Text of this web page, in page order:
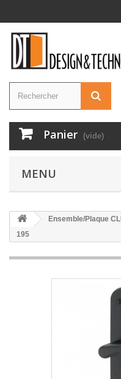
Panier (vide)
MENU
Ensemble/Plaque
195